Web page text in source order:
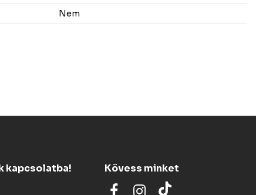
Nem
kapcsolatba! Kövess minket